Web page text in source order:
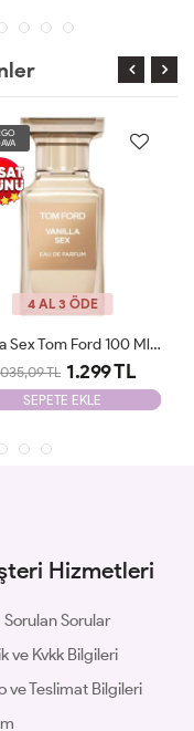
Tester
KARGO
BEDAVA
2.100,09 TL
SEPETE EKLE
Hizmetleri
Sorulan Sorular
ve Kvkk Bilgileri
ve Teslimat Bilgileri